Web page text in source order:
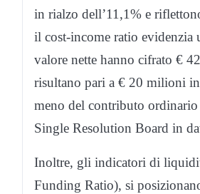
in rialzo dell’11,1% e
il cost-income ratio
valore nette hanno cifrato €
risultano pari a € 20 milioni
meno del contributo
Single Resolution Board in
Inoltre, gli indicatori di
Funding Ratio), si